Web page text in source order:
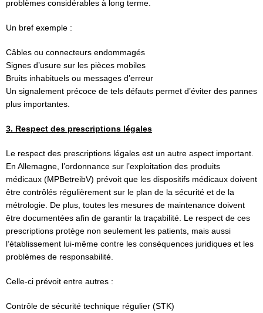
problèmes considérables à long terme.
Un bref exemple :
Câbles ou connecteurs endommagés
Signes d’usure sur les pièces mobiles
Bruits inhabituels ou messages d’erreur
Un signalement précoce de tels défauts permet d’éviter des pannes
plus importantes.
3. Respect des prescriptions légales
Le respect des prescriptions légales est un autre aspect important.
En Allemagne, l’ordonnance sur l’exploitation des produits
médicaux (MPBetreibV) prévoit que les dispositifs médicaux doivent
être contrôlés régulièrement sur le plan de la sécurité et de la
métrologie. De plus, toutes les mesures de maintenance doivent
être documentées afin de garantir la traçabilité. Le respect de ces
prescriptions protège non seulement les patients, mais aussi
l’établissement lui-même contre les conséquences juridiques et les
problèmes de responsabilité.
Celle-ci prévoit entre autres :
Contrôle de sécurité technique régulier (STK)